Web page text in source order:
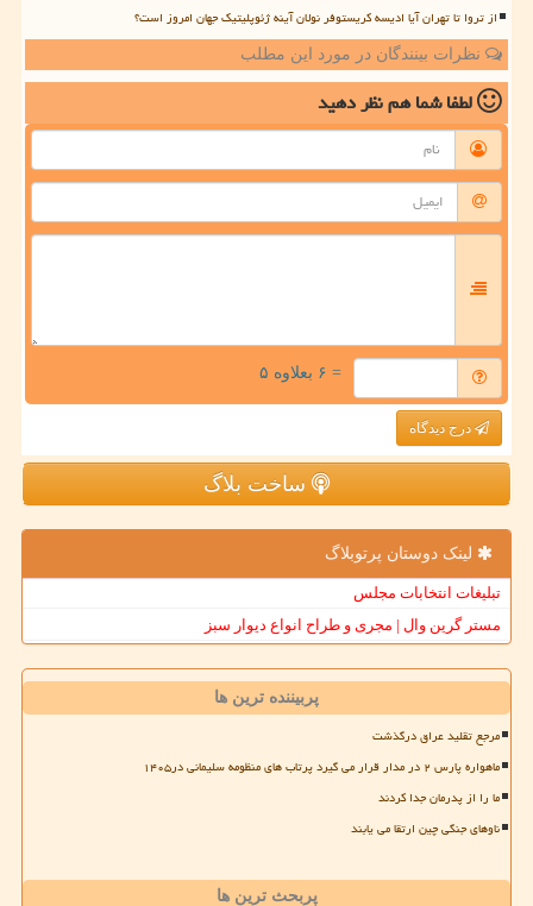
از تروا تا تهران آیا ادیسه کریستوفر نولان آینه ژئوپلیتیک جهان امروز است؟
نظرات بینندگان در مورد این مطلب
لطفا شما همنظر دهید
= ۶ بعلاوه ۵
درج دیدگاه
ساخت بلاگ
لینک دوستان پرتوبلاگ
تبلیغات انتخابات مجلس
مستر گرین وال | مجری و طراح انواع دیوار سبز
پربیننده ترین ها
مرجع تقلید عراق درگذشت
ماهواره پارس ۲ در مدار قرار می گیرد پرتاب های منظومه سلیمانی در۱۴۰۵
ما را از پدرمان جدا کردند
ناوهای جنگی چین ارتقا می یابند
پربحث ترین ها